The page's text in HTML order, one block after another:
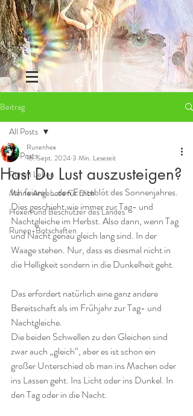
Beitrag
All Posts
Runen Leben
Meine Angebote für Dich
Hexen und Beschützer des Landes
Runen-Botschaften
All Posts
Hast Du Lust auszusteigen?
Runenhex
16. Sept. 20243 Min. Lesezeit
Ich feiere!  …den Ernteblót des Sonnenjahres.
Dies geschieht wie immer zur Tag- und
Nachtgleiche im Herbst. Also dann, wenn Tag
und Nacht genau gleich lang sind. In der
Waage stehen. Nur, dass es diesmal nicht in
die Helligkeit sondern in die Dunkelheit geht.
Das erfordert natürlich eine ganz andere
Bereitschaft als im Frühjahr zur Tag- und
Nachtgleiche.
Die beiden Schwellen zu den Gleichen sind
zwar auch „gleich“, aber es ist schon ein
großer Unterschied ob man ins Machen oder
ins Lassen geht. Ins Licht oder ins Dunkel. In
den Tag oder in die Nacht.